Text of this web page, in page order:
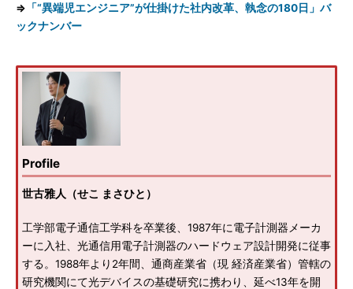
⇒ 「“異端児エンジニア”が仕掛けた社内改革、執念の180日」バ
ックナンバー
Profile
世古雅人（せこ まさひと）
工学部電子通信工学科を卒業後、1987年に電子計測器メーカ
ーに入社、光通信用電子計測器のハードウェア設計開発に従事
する。1988年より2年間、通商産業省（現 経済産業省）管轄の
研究機関にて光デバイスの基礎研究に携わり、延べ13年を開